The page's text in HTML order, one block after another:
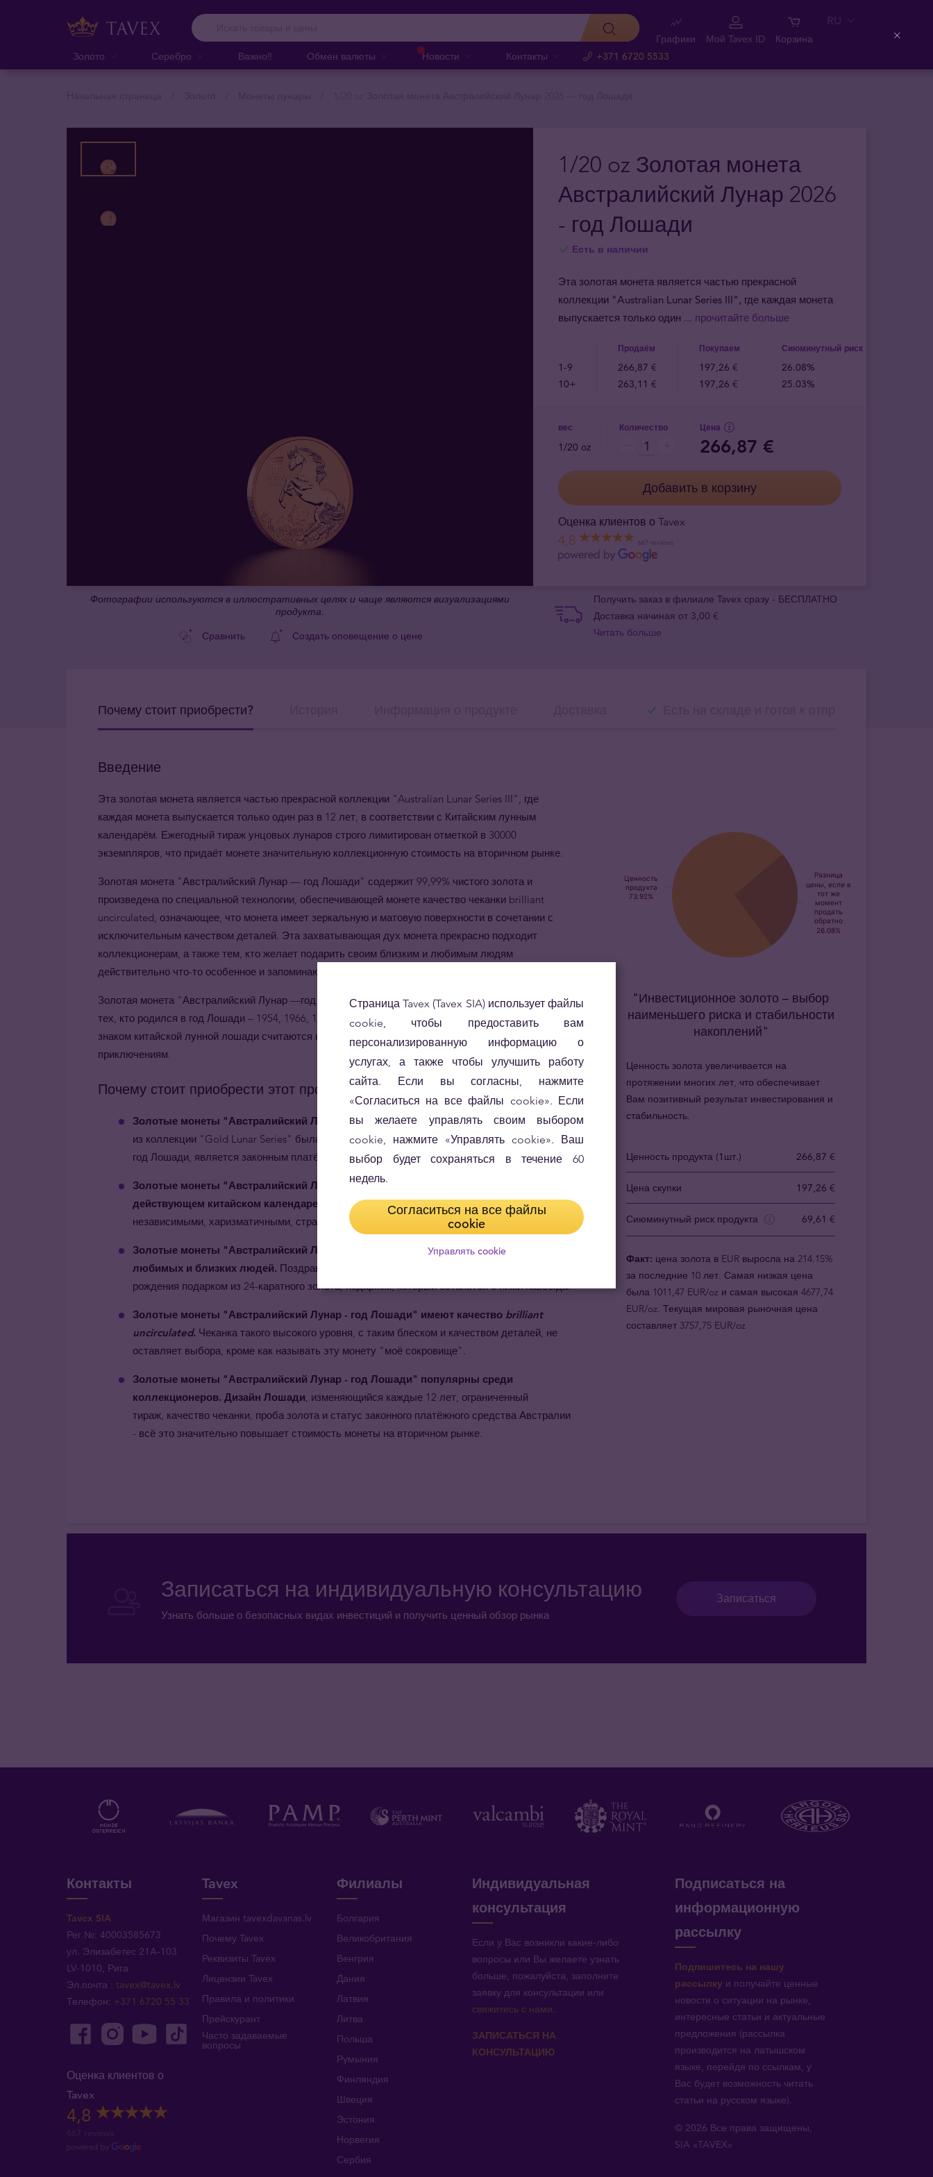
Золото Серебро Важно‼️ Обмен валюты Новости Контакты +371 6720 5533
Графики Мой Tavex ID Корзина
RU
1/20 oz Золотая монета
Австралийский Лунар 2026
- год Лошади
Есть в наличии
Эта золотая монета является частью прекрасной
коллекции "Australian Lunar Series III", где каждая монета
выпускается только один ... прочитайте больше
Продаём Покупаем Сиюминутный риск
1-9 266,87 € 197,26 €
26.08%
10+
263,11 € 197,26 € 25.03%
вес
1/20 oz
Количество Цена
266,87 €
Добавить в корзину
Оценка клиентов о Tavex
4,8 667 reviews
Получить заказ в филиале Tavex сразу - БЕСПЛАТНО
Доставка начиная от 3,00 €
Читать больше
Фотографии используются в иллюстративных целях и чаще являются визуализациями
продукта.
Сравнить
Создать оповещение о цене
Почему стоит приобрести?
Введение
Эта золотая монета является частью прекрасной коллекции "Australian Lunar Series III", где
каждая монета выпускается только один раз в 12 лет, в соответствии с Китайским лунным
календарём. Ежегодный тираж унцовых лунаров строго лимитирован отметкой в 30000
экземпляров, что придаёт монете значительную коллекционную стоимость на вторичном рынке.
Золотая монета "Австралийский Лунар — год Лошади" содержит 99,99% чистого золота и
произведена по специальной технологии, обеспечивающей монете качество чеканки brilliant
uncirculated, означающее, что монета имеет зеркальную и матовую поверхности в сочетании с
исключительным качеством деталей. Эта захватывающая дух монета прекрасно подходит
коллекционерам, а также тем, кто желает подарить своим близким и любимым людям
действительно что-то особенное и запоминающееся.
Золотая монета "Австралийский Лунар —год Лошади" также будет подходящим подарком для
тех, кто родился в год Лошади – 1954, 1966, 1978, 1990, 2002, 2014 и 2026 годы. Родившиеся под
знаком китайской лунной лошади считаются независимыми, харизматичными и склонными к
приключениям.
Почему стоит приобрести этот продукт
Золотые монеты "Австралийский Лунар - год Лошади" - это деньги.
Первая монета
из коллекции "Gold Lunar Series" была отчеканена в 1996 году и каждая монета, включая
год Лошади, является законным платёжным средством Австралии.
Золотые монеты "Австралийский Лунар - год Лошади" основаны на традиционном
действующем китайском календаре.
Родившиеся в год Лошади считаются
независимыми, харизматичными, страстными и любителями приключений.
Золотые монеты "Австралийский Лунар - год Лошади" - прекрасный подарок для
любимых и близких людей. Поздравьте людей, которых Вы любите и цените, в год их
рождения подарком из 24-каратного золота, подарком, который останется с ними навсегда.
Золотые монеты "Австралийский Лунар - год Лошади" имеют качество brilliant
uncirculated. Чеканка такого высокого уровня, с таким блеском и качеством деталей, не
оставляет выбора, кроме как называть эту монету "моё сокровище".
Золотые монеты "Австралийский Лунар - год Лошади" популярны среди
коллекционеров. Дизайн Лошади, изменяющийся каждые 12 лет, ограниченный
тираж, качество чеканки, проба золота и статус законного платёжного средства Австралии
- всё это значительно повышает стоимость монеты на вторичном рынке.
"Инвестиционное золото – выбор
наименьшего риска и стабильности
накоплений"
Ценность золота увеличивается на
протяжении многих лет, что обеспечивает
Вам позитивный результат инвестирования и
стабильность.
Ценность продукта (1шт.) 266,87 €
Цена скупки 197,26 €
Сиюминутный риск продукта 69,61 €
Факт: цена золота в EUR выросла на 214.15%
за последние 10 лет. Самая низкая цена
была 1011,47 EUR/oz и самая высокая 4677,74
EUR/oz. Текущая мировая рыночная цена
составляет 3757,75 EUR/oz
Записаться на индивидуальную консультацию
Узнать больше о безопасных видах инвестиций и получить ценный обзор рынка
Записаться
Контакты
Tavex SIA
Рег.№: 40003585673
ул. Элизабетес 21A-103
LV-1010, Рига
Эл.почта :tavex@tavex.lv
Телефон: +371 6720 55 33
Оценка клиентов о
Tavex
4,8
667 reviews
Tavex
Магазин tavexdavanas.lv
Почему Tavex
Реквизиты Tavex
Лицензии Tavex
Правила и политики
Прейскурант
Часто задаваемые
вопросы
Филиалы
Болгария
Великобритания
Венгрия
Дания
Латвия
Литва
Польша
Румыния
Финляндия
Швеция
Эстония
Норвегия
Сербия
Индивидуальная
консультация
Если у Вас возникли какие-либо
вопросы или Вы желаете узнать
больше, пожалуйста, заполните
заявку для консультации или
свяжитесь с нами.
ЗАПИСАТЬСЯ НА
КОНСУЛЬТАЦИЮ
Подписаться на
информационную
рассылку
Подпишитесь на нашу
рассылку и получайте ценные
новости о ситуации на рынке,
интересные статьи и актуальные
предложения (рассылка
производится на латышском
языке, перейдя по ссылкам, у
Вас будет возможность читать
статьи на русском языке).
© 2026 Все права защищены,
SIA «TAVEX»
Страница Tavex (Tavex SIA) использует файлы
cookie, чтобы предоставить вам
персонализированную информацию о
услугах, а также чтобы улучшить работу
сайта. Если вы согласны, нажмите
«Согласиться на все файлы cookie». Если
вы желаете управлять своим выбором
cookie, нажмите «Управлять cookie». Ваш
выбор будет сохраняться в течение 60
недель.
Согласиться на все файлы
cookie
Управлять cookie
Close